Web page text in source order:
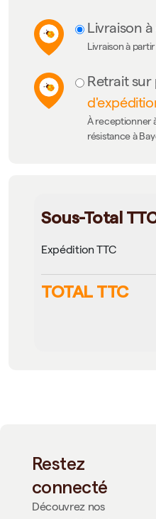
Livraison
Livraison à partir
Retrait sur
À receptionner
résistance à
Sous-Total
Expédition TTC
TOTAL TTC
Restez
connecté
Découvrez nos